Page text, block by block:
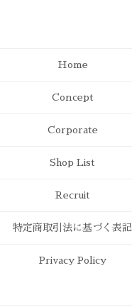
Home
Concept
Corporate
Shop List
Recruit
特定商取引法に基づく表記
Privacy Policy